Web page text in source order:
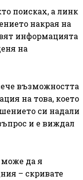
поисках, а линк
накрая на
информацията
на
възможността
на това, което
си надали
и е виждал
може да я
– скривате